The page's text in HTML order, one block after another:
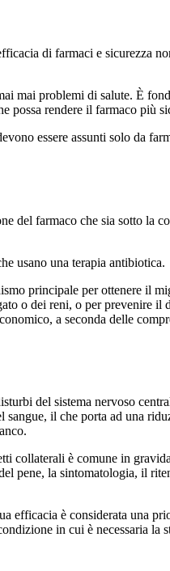
di farmaci e sicurezza
mai problemi di salute. È
possa rendere il farmaco più
essere assunti solo da
del farmaco che sia sotto la
usano una terapia antibiotica.
principale per ottenere il
o dei reni, o per prevenire
a seconda delle
del sistema nervoso
il che porta ad una
collaterali è comune in
pene, la sintomatologia, il
efficacia è considerata una
in cui è necessaria la